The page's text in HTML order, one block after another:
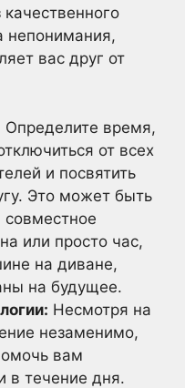
непонимания,
вас друг от
Определите время,
от всех
и посвятить
Это может быть
совместное
или просто час,
на диване,
на будущее.
Несмотря на
незаменимо,
вам
в течение дня.